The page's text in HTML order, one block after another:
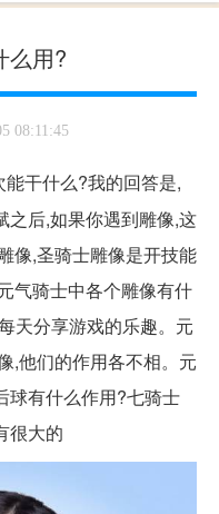
么用?
08:11:45
能干什么?我的回答是,
之后,如果你遇到雕像,这
像,圣骑士雕像是开技能
气骑士中各个雕像有什
天分享游戏的乐趣。元
,他们的作用各不相。元
球有什么作用?七骑士
很大的